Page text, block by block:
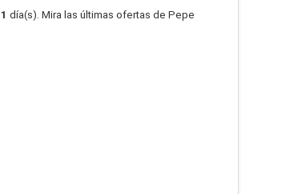
1 día(s). Mira las últimas ofertas de Pepe